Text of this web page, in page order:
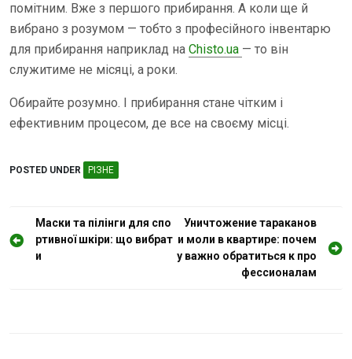
помітним. Вже з першого прибирання. А коли ще й
вибрано з розумом — тобто з професійного інвентарю
для прибирання наприклад на Chisto.ua — то він
служитиме не місяці, а роки.
Обирайте розумно. І прибирання стане чітким і
ефективним процесом, де все на своєму місці.
POSTED UNDER РІЗНЕ
Н
а
Маски та пілінги для спо
ртивної шкіри: що вибрат
и
Уничтожение тараканов
и моли в квартире: почем
у важно обратиться к про
фессионалам